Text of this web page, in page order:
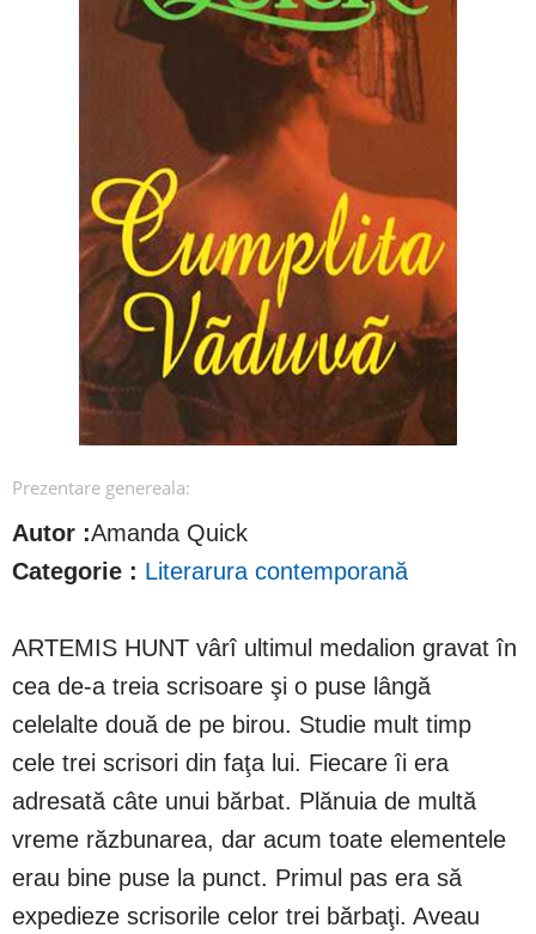
Prezentare genereala:
Autor :Amanda Quick
Categorie : Literarura contemporană
ARTEMIS HUNT vârî ultimul medalion gravat în
cea de-a treia scrisoare şi o puse lângă
celelalte două de pe birou. Studie mult timp
cele trei scrisori din faţa lui. Fiecare îi era
adresată câte unui bărbat. Plănuia de multă
vreme răzbunarea, dar acum toate elementele
erau bine puse la punct. Primul pas era să
expedieze scrisorile celor trei bărbaţi. Aveau